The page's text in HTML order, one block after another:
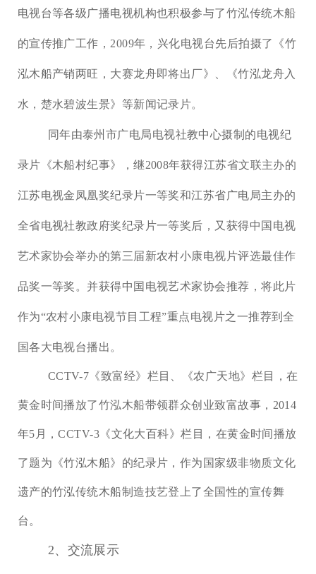
电视台等各级广播电视机构也积极参与了竹泓传统木船
的宣传推广工作， 2009年，兴化电视台先后拍摄了《竹
泓木船产销两旺，大赛龙舟即将出厂》、《竹泓龙舟入
水，楚水碧波生景》等新闻记录片。
同年由泰州市广电局电视社教中心摄制的电视纪
录片《木船村纪事》，继2008年获得江苏省文联主办的
江苏电视金凤凰奖纪录片一等奖和江苏省广电局主办的
全省电视社教政府奖纪录片一等奖后，又获得中国电视
艺术家协会举办的第三届新农村小康电视片评选最佳作
品奖一等奖。并获得中国电视艺术家协会推荐，将此片
作为“农村小康电视节目工程”重点电视片之一推荐到全
国各大电视台播出。
CCTV-7《致富经》栏目、《农广天地》栏目，在
黄金时间播放了竹泓木船带领群众创业致富故事，2014
年5月，CCTV-3《文化大百科》栏目，在黄金时间播放
了题为《竹泓木船》的纪录片，作为国家级非物质文化
遗产的竹泓传统木船制造技艺登上了全国性的宣传舞
台。
2、交流展示